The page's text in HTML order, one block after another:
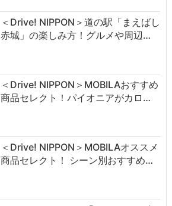
＜Drive! NIPPON＞道の駅「まえばし
赤城」の楽しみ方！グルメや周辺…
＜Drive! NIPPON＞MOBILAおすすめ
商品セレクト！パイオニアがカロ…
＜Drive! NIPPON＞MOBILAオススメ
商品セレクト！ シーン別おすすめ…